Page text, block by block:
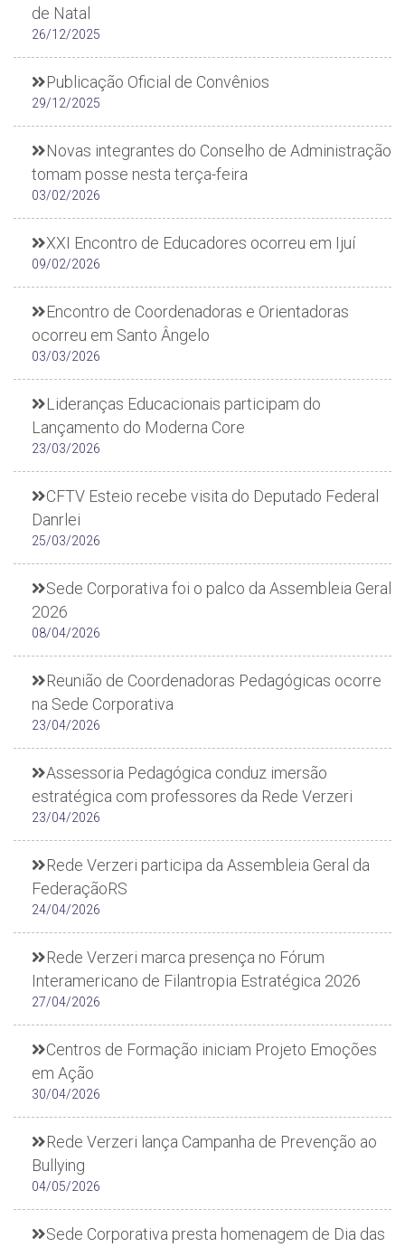
de Natal
26/12/2025
Publicação Oficial de Convênios
29/12/2025
Novas integrantes do Conselho de Administração
tomam posse nesta terça-feira
03/02/2026
XXI Encontro de Educadores ocorreu em Ijuí
09/02/2026
Encontro de Coordenadoras e Orientadoras
ocorreu em Santo Ângelo
03/03/2026
Lideranças Educacionais participam do
Lançamento do Moderna Core
23/03/2026
CFTV Esteio recebe visita do Deputado Federal
Danrlei
25/03/2026
Sede Corporativa foi o palco da Assembleia Geral
2026
08/04/2026
Reunião de Coordenadoras Pedagógicas ocorre
na Sede Corporativa
23/04/2026
Assessoria Pedagógica conduz imersão
estratégica com professores da Rede Verzeri
23/04/2026
Rede Verzeri participa da Assembleia Geral da
FederaçãoRS
24/04/2026
Rede Verzeri marca presença no Fórum
Interamericano de Filantropia Estratégica 2026
27/04/2026
Centros de Formação iniciam Projeto Emoções
em Ação
30/04/2026
Rede Verzeri lança Campanha de Prevenção ao
Bullying
04/05/2026
Sede Corporativa presta homenagem de Dia das